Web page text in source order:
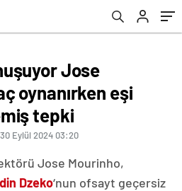
Jose
oynanırken eşi
tepki
30 Eylül 2024 03:20
Jose Mourinho,
Dzeko‘nun ofsayt geçersiz